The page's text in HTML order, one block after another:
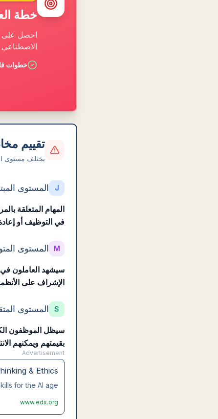
خطة
احصل على
خطوات
تقييم
يختلف مستوى
J المستوى
المهام المتعلقة
في التوظيف أو
M المستوى
سيشهد العاملون في
الإشراف على
S المستوى
سيظل الموظفون
بقيمتهم ويمكنهم
Advertisement
& Ethics
for the AI age.
www.edx.org